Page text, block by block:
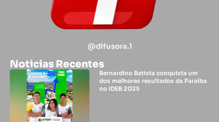
@difusora.1
Noticias Recentes
Bernardino Batista conquista um
dos melhores resultados da Paraíba
no IDEB 2025